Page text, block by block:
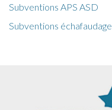
Subventions APS ASD
Subventions échafaudage